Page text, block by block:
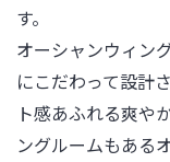
す。
オーシャンウィン
にこだわって設計
ト感あふれる爽や
ングルームもある